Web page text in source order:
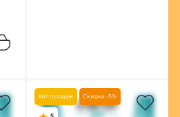
Хит продаж Скидка -5%